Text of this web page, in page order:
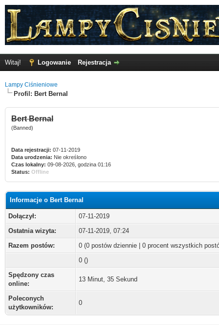
Witaj! Logowanie Rejestracja
Lampy Ciśnieniowe
Profil: Bert Bernal
Bert Bernal
(Banned)
Data rejestracji: 07-11-2019
Data urodzenia: Nie określono
Czas lokalny: 09-08-2026, godzina 01:16
Status: Offline
Informacje o Bert Bernal
Dołączył:
07-11-2019
Ostatnia wizyta:
07-11-2019, 07:24
Razem postów:
0 (0 postów dziennie | 0 procent wszystkich
0 ()
Spędzony czas
online:
13 Minut, 35 Sekund
Poleconych
użytkowników:
0